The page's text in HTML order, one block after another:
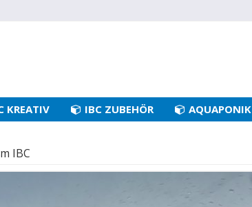
KREATIV IBC ZUBEHÖR AQUAPONIK
IBC